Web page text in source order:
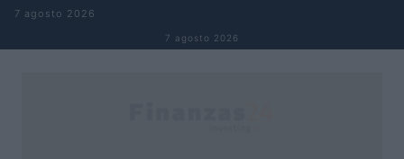
Saltar al contenido
7 agosto 2026
7 agosto 2026